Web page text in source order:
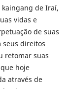
de Iraí,
vidas e
de suas
seus direitos
retomar suas
hoje
através de